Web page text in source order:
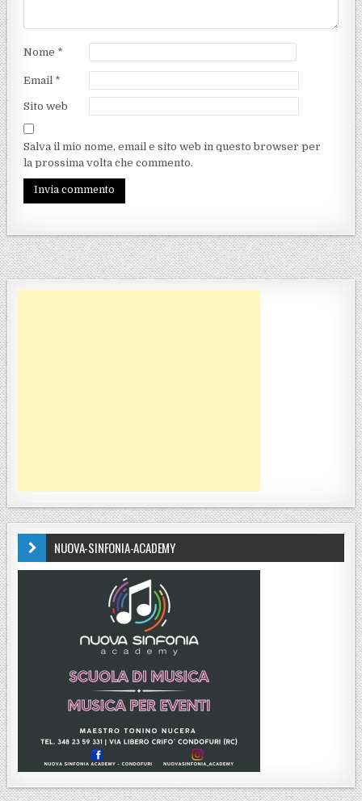
Nome *
Email *
Sito web
Salva il mio nome, email e sito web in questo browser per
la prossima volta che commento.
NUOVA-SINFONIA-ACADEMY